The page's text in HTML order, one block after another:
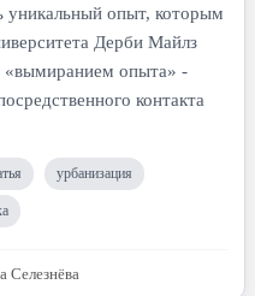
уникальный опыт, которым
Дерби Майлз
«вымиранием опыта» -
контакта
урбанизация
Селезнёва